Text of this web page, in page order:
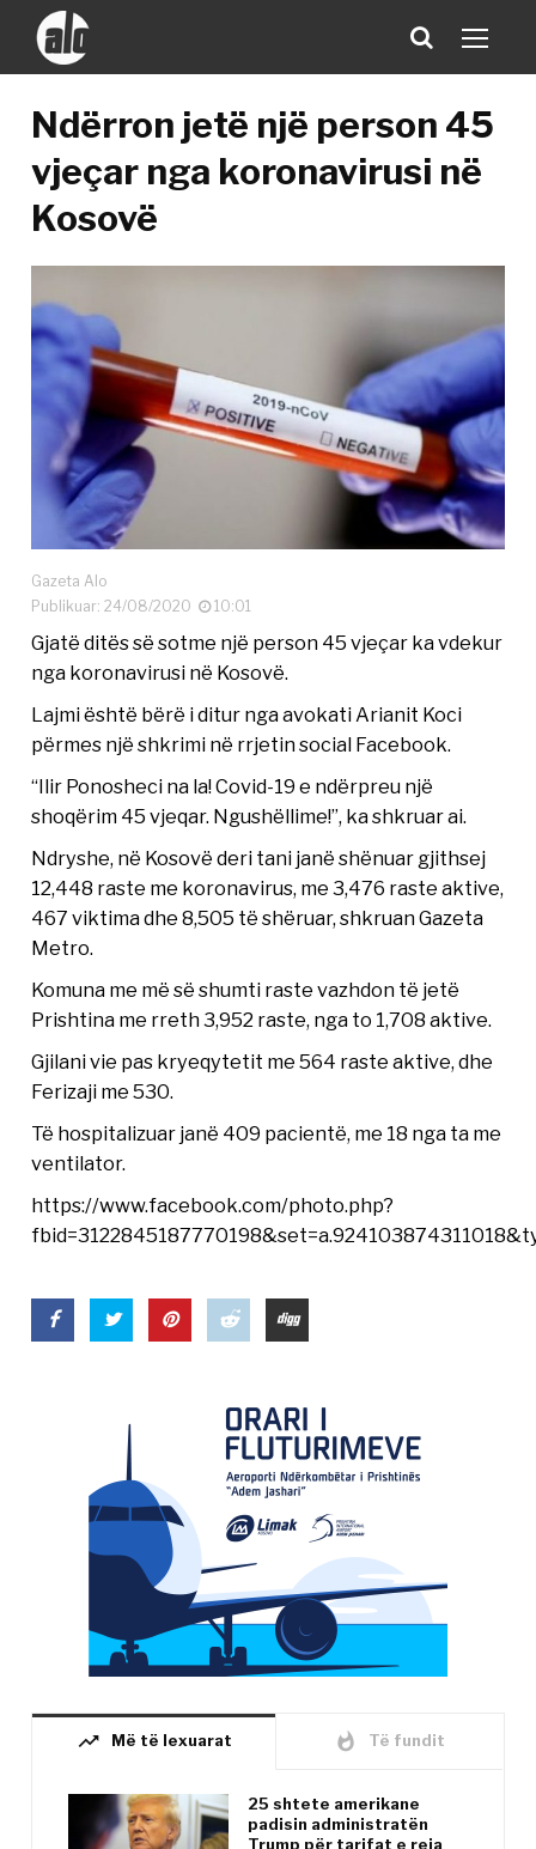
Ndërron jetë një person 45
vjeçar nga koronavirusi në
Kosovë
Gazeta Alo
Publikuar: 24/08/2020
10:01
Gjatë ditës së sotme një person 45 vjeçar ka vdekur
nga koronavirusi në Kosovë.
Lajmi është bërë i ditur nga avokati Arianit Koci
përmes një shkrimi në rrjetin social Facebook.
“Ilir Ponosheci na la! Covid-19 e ndërpreu një
shoqërim 45 vjeqar. Ngushëllime!”, ka shkruar ai.
Ndryshe, në Kosovë deri tani janë shënuar gjithsej
12,448 raste me koronavirus, me 3,476 raste aktive,
467 viktima dhe 8,505 të shëruar, shkruan Gazeta
Metro.
Komuna me më së shumti raste vazhdon të jetë
Prishtina me rreth 3,952 raste, nga to 1,708 aktive.
Gjilani vie pas kryeqytetit me 564 raste aktive, dhe
Ferizaji me 530.
Të hospitalizuar janë 409 pacientë, me 18 nga ta me
ventilator.
https://www.facebook.com/photo.php?
trending_up Më të lexuarat whatshot Të fundit
25 shtete amerikane
padisin administratën
Trump për tarifat e reja